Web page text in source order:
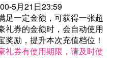
5月21日23:59
足一定金额，可获得一张超
礼券的金额时，会自动使用
励，提升本次充值档位！
礼券有使用期限，请及时使